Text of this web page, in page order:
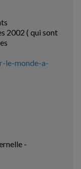
2002 ( qui sont
le-monde-a-
-